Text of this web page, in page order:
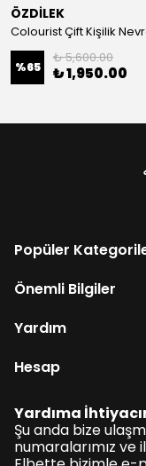
ÖZDİLEK
%65
₺ 5,600.00
₺ 1,950.00
Popüler
Önemli Bilgiler
Yardım
Hesap
Yardıma
Şu anda bize
numaralarımız ve